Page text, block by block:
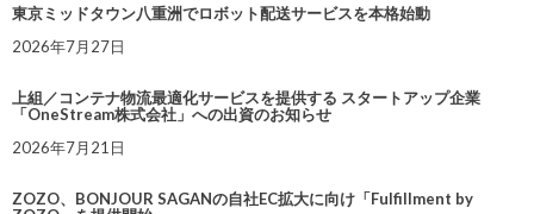
東京ミッドタウン八重洲でロボット配送サービスを本格始動
2026年7月27日
上組／コンテナ物流最適化サービスを提供する スタートアップ企業
「OneStream株式会社」への出資のお知らせ
2026年7月21日
ZOZO、BONJOUR SAGANの自社EC拡大に向け「Fulfillment by